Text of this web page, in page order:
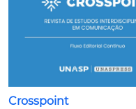
Crosspoint